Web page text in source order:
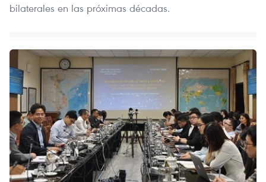
bilaterales en las próximas décadas.